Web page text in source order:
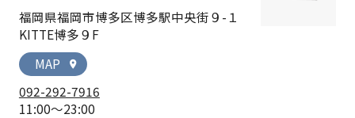
福岡県福岡市博多区博多駅中央街９-１
KITTE博多９F
MAP
location_on
092-292-7916
11:00～23:00